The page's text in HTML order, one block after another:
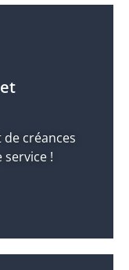
créances
!